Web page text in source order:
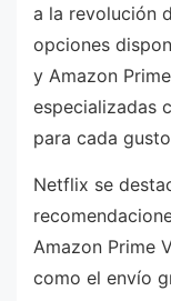
a la revolución
opciones
y Amazon
especializadas
para cada
Netflix se
Amazon Prime
como el envío